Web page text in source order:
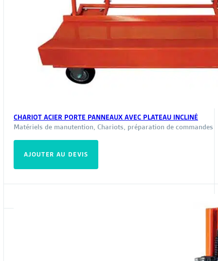
CHARIOT ACIER PORTE PANNEAUX AVEC PLATEAU INCLINÉ
Matériels de manutention, Chariots, préparation de commandes
AJOUTER AU DEVIS